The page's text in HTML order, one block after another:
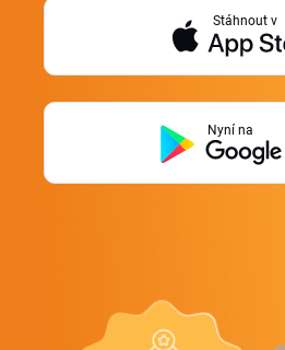
Stáhnout v
Nyní na